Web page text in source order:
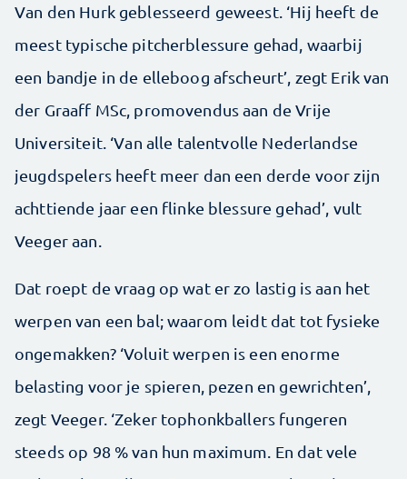
Van den Hurk geblesseerd geweest. ‘Hij heeft de
meest typische pitcherblessure gehad, waarbij
een bandje in de elleboog afscheurt’, zegt Erik van
der Graaff MSc, promovendus aan de Vrije
Universiteit. ‘Van alle talentvolle Nederlandse
jeugdspelers heeft meer dan een derde voor zijn
achttiende jaar een flinke blessure gehad’, vult
Veeger aan.
Dat roept de vraag op wat er zo lastig is aan het
werpen van een bal; waarom leidt dat tot fysieke
ongemakken? ‘Voluit werpen is een enorme
belasting voor je spieren, pezen en gewrichten’,
zegt Veeger. ‘Zeker tophonkballers fungeren
steeds op 98 % van hun maximum. En dat vele